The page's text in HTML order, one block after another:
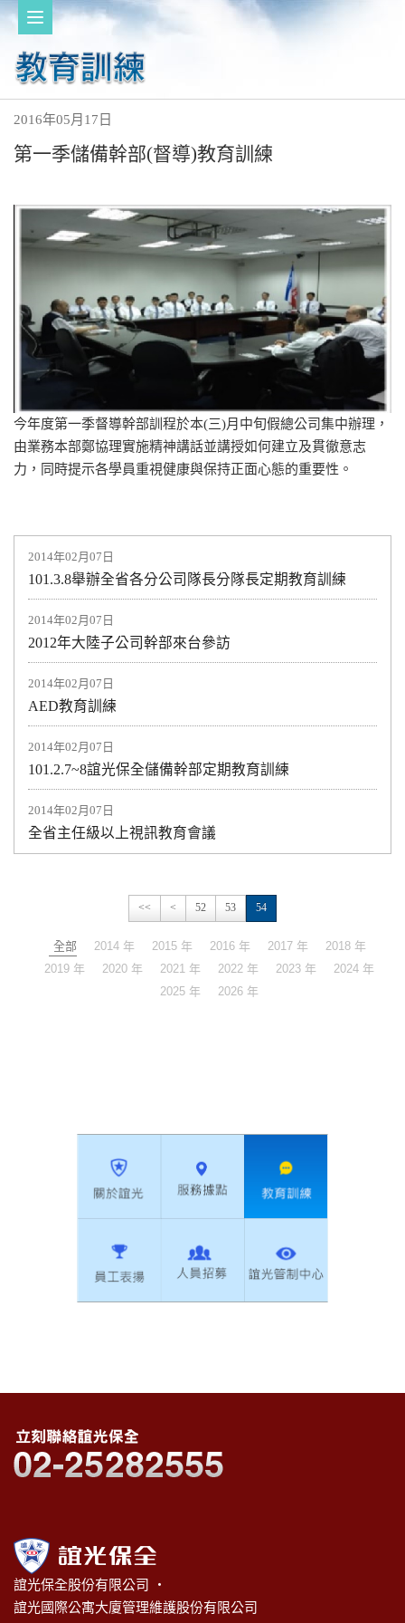
2014年02月07日
101.3.8舉辦全省各分公司隊長分隊長定期教育訓練
2014年02月07日
2012年大陸子公司幹部來台參訪
2014年02月07日
AED教育訓練
2014年02月07日
101.2.7~8誼光保全儲備幹部定期教育訓練
2014年02月07日
全省主任級以上視訊教育會議
<< < 52 53 54
全部 2014 年 2015 年 2016 年 2017 年
2018 年
2019 年
2020 年 2021 年 2022 年 2023 年
2024 年
2025 年
2026 年
2016年05月17日
第一季儲備幹部(督導)教育訓練
今年度第一季督導幹部訓程於本(三)月中旬假總公司集中辦理，
由業務本部鄭協理實施精神講話並講授如何建立及貫徹意志
力，同時提示各學員重視健康與保持正面心態的重要性。
誼光保全股份有限公司 ‧
誼光國際公寓大廈管理維護股份有限公司